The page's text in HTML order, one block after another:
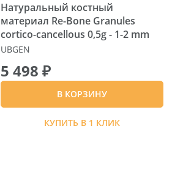
Натуральный костный
материал Re-Bone Granules
cortico-cancellous 0,5g - 1-2 mm
UBGEN
5 498 ₽
В КОРЗИНУ
КУПИТЬ В 1 КЛИК